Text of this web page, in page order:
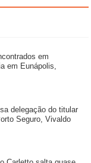
em
em Eunápolis,
delegação do titular
Seguro, Vivaldo